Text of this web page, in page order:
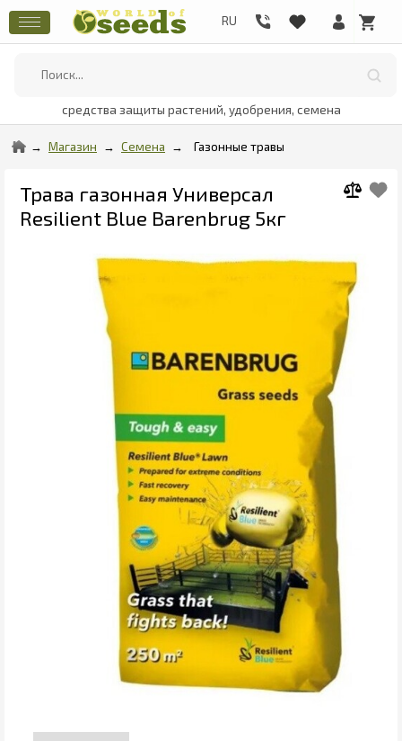
средства защиты растений, удобрения, семена
Магазин Семена Газонные травы
Трава газонная Универсал
Resilient Blue Barenbrug 5кг